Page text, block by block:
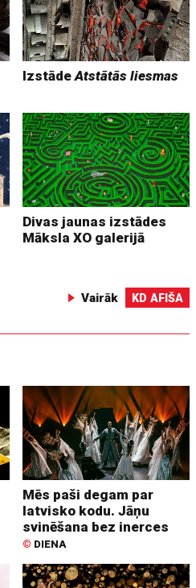
IzstādeAtstātās liesmas
Divas jaunas izstādes
Māksla XO galerijā
Vairāk KD AFIŠA
Mēs paši degam par
latvisko kodu. Jāņu
svinēšana bez inerces
© DIENA